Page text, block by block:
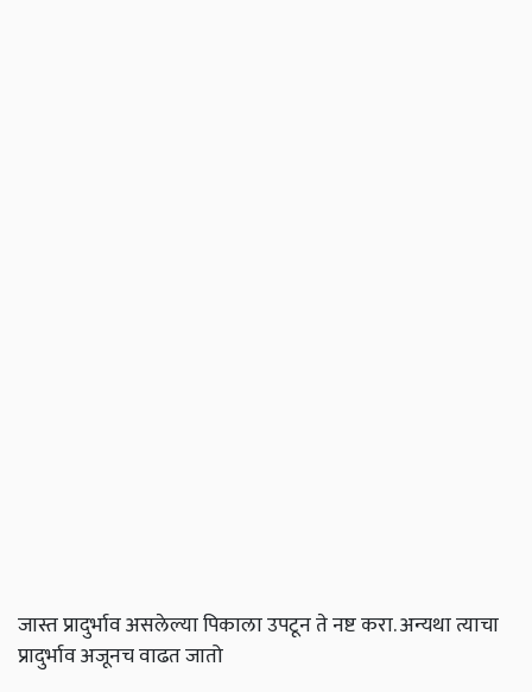
जास्त प्रादुर्भाव असलेल्या पिकाला उपटून ते नष्ट करा. अन्यथा त्याचा
प्रादुर्भाव अजूनच वाढत जातो